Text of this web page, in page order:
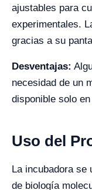
ajustables para
experimentales.
gracias a su
Desventajas:
necesidad de un
disponible solo
Uso del
La incubadora se
de biología